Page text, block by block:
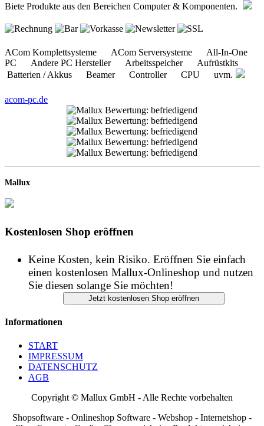
Biete Produkte aus den Bereichen Computer & Komponenten.
ACom Komplettsysteme ACom Serversysteme All-In-One
PC Andere PC Hersteller Arbeitsspeicher Aufrüstkits
Batterien / Akkus Beamer Controller CPU uvm.
acom-pc.de
Mallux
Kostenlosen Shop eröffnen
Keine Kosten, kein Risiko. Eröffnen Sie einfach
einen kostenlosen Mallux-Onlineshop und nutzen
Sie diesen solange Sie möchten!
Informationen
START
IMPRESSUM
DATENSCHUTZ
AGB
Copyright © Mallux GmbH - Alle Rechte vorbehalten
Shopsoftware - Onlineshop Software - Webshop - Internetshop -